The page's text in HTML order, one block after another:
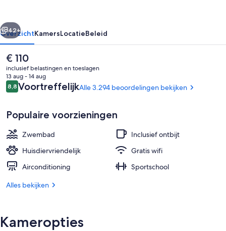
Place
Lobby
Volgende
42+
OverzichtKamersLocatieBeleid
De
huidige
prijs
is
€ 110
€ 110
inclusief belastingen en toeslagen
13 aug - 14 aug
Beoordelingen
8,88,8 op 10 –
VoortreffelijkAlle 3.294 beoordelingen bekijken
Populaire voorzieningen
Zwembad
Inclusief ontbijt
Huisdiervriendelijk
Gratis wifi
Airconditioning
Sportschool
Alles bekijken
Kameropties